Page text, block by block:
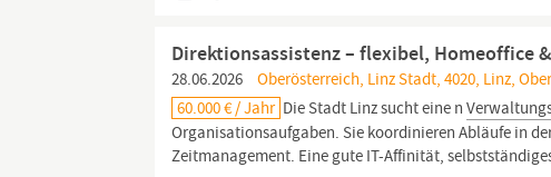
Direktionsassistenz – flexibel, Homeoffice
28.06.2026
Oberösterreich, Linz Stadt, 4020, Linz,
60.000 € / Jahr Die Stadt Linz sucht eine n
Organisationsaufgaben. Sie koordinieren Abläufe in
Zeitmanagement. Eine gute IT-Affinität,